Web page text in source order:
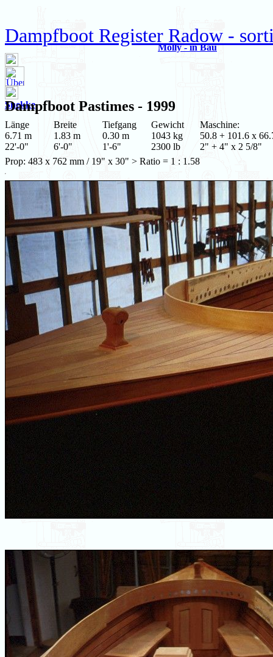
Dampfboot Register Radow -
Molly - in Bau
Snekke
Dampfboot Pastimes - 1999
Länge
6.71 m
22'-0"
Breite
1.83 m
6'-0"
Tiefgang
0.30 m
1'-6"
Gewicht
1043 kg
2300 lb
Maschine:
50.8 + 101.6 x
2" + 4" x 2 5/8"
Prop: 483 x 762 mm / 19" x 30" > Ratio = 1 : 1.58